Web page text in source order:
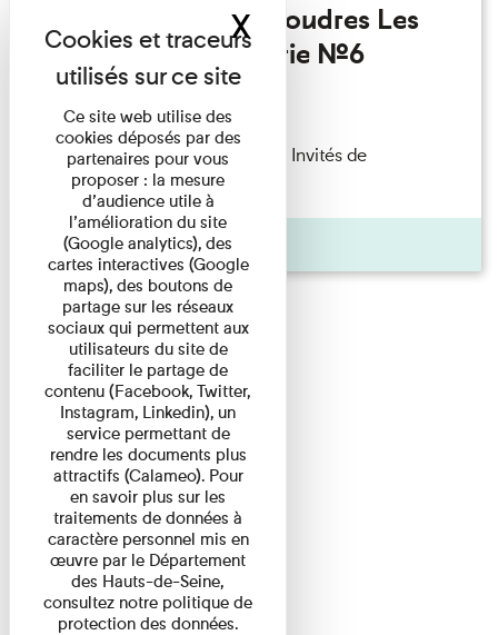
Fanny Taillandier - Foudres Les
Invités de l’Imprimerie n°6
Lecture
Fanny Taillandier – Foudres Les Invités de
l’Imprimerie n°6 Lecture ...
Pages
Ce site web utilise des
cookies déposés par des
partenaires pour vous
proposer : la mesure
d’audience utile à
l’amélioration du site
(Google analytics), des
cartes interactives (Google
maps), des boutons de
partage sur les réseaux
sociaux qui permettent aux
utilisateurs du site de
faciliter le partage de
contenu (Facebook, Twitter,
Instagram, Linkedin), un
service permettant de
rendre les documents plus
attractifs (Calameo). Pour
en savoir plus sur les
traitements de données à
caractère personnel mis en
œuvre par le Département
des Hauts-de-Seine,
consultez notre politique de
protection des données.
XMasquer le